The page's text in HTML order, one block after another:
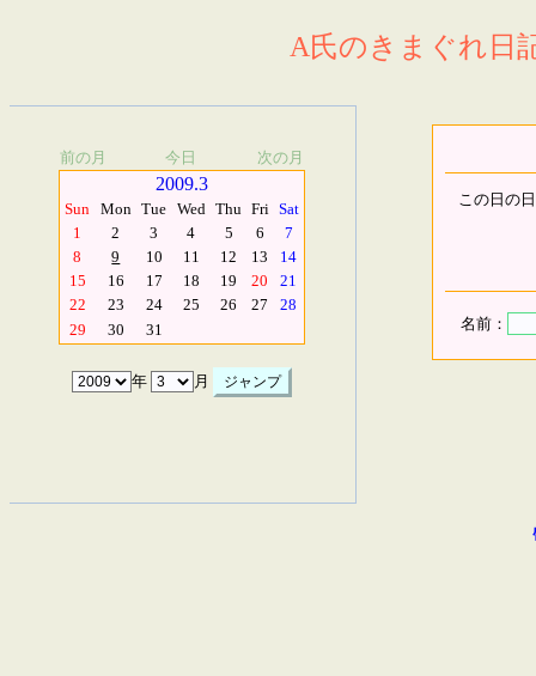
A氏のきまぐれ日
前の月 今日 次の月
2009.3
Sun Mon Tue Wed Thu Fri Sat
1
2 3 4 5 6
7
8
9 10 11 12 13
14
15
16 17 18 19 20
21
22
23 24 25 26 27
28
29
30 31
年 月
この日の
名前：